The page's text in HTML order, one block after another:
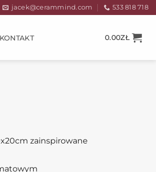
jacek@cerammind.com 533 818 718
KONTAKT 0.00ZŁ
zainspirowane